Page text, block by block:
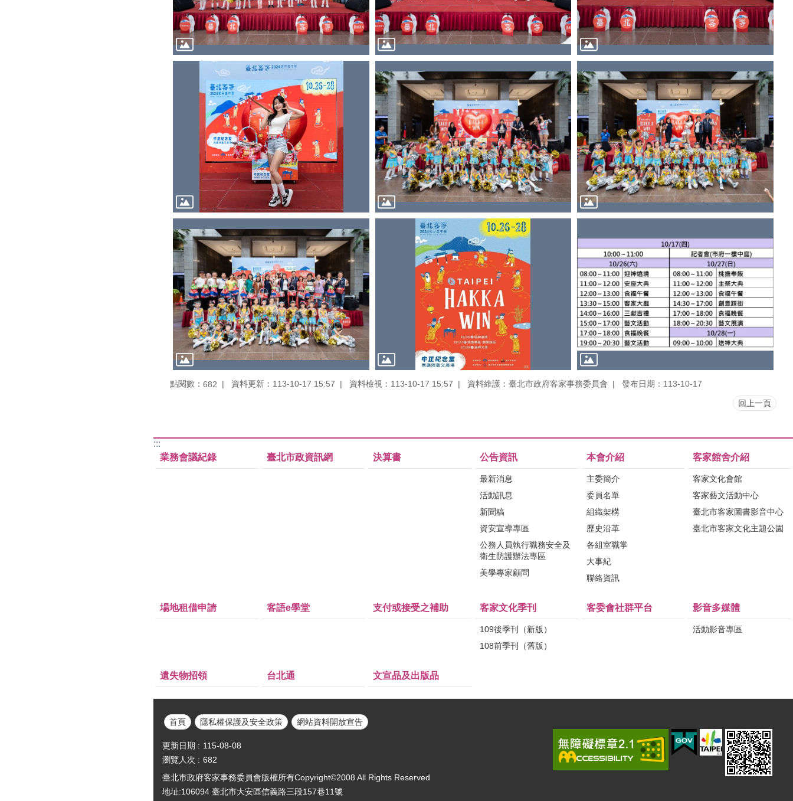
點閱數： 682 資料更新：113-10-17 15:57 資料檢視：113-10-17 15:57 資料維護：臺北市政府客家事務委員會 發布日期：113-10-17
回上一頁
:::
業務會議紀錄
臺北市政資訊網 決算書 公告資訊
最新消息
活動訊息
新聞稿
資安宣導專區
公務人員執行職務安全及
衛生防護辦法專區
美學專家顧問
本會介紹
主委簡介
委員名單
組織架構
歷史沿革
各組室職掌
大事紀
聯絡資訊
客家館舍介紹
客家文化會館
客家藝文活動中心
臺北市客家圖書影音中心
臺北市客家文化主題公園
場地租借申請 客語e學堂 支付或接受之補助 客家文化季刊
109後季刊（新版）
108前季刊（舊版）
客委會社群平台 影音多媒體
活動影音專區
遺失物招領 台北通 文宣品及出版品
首頁 隱私權保護及安全政策 網站資料開放宣告
更新日期
115-08-08
瀏覽人次
682
臺北市政府客家事務委員會版權所有Copyright©2008 All Rights Reserved
地址:106094 臺北市大安區信義路三段157巷11號